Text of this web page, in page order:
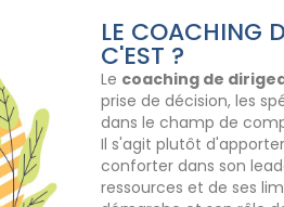
LE COACHING
C'EST ?
Le coaching de
prise de décision, les
dans le champ de
Il s'agit plutôt
conforter dans son
ressources et de ses